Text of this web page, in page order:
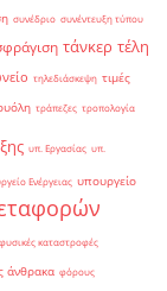
συνέδριο συνέντευξη τύπου
τάνκερ τέλη
τηλεδιάσκεψη τιμές
τράπεζες τροπολογία
υπ. Εργασίας υπ.
Ενέργειας υπουργείο
φυσικές καταστροφές
άνθρακα φόρους